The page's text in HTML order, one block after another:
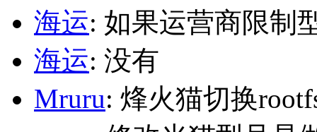
海运: 如果运营商限制
海运: 没有
Mruru: 烽火猫切换